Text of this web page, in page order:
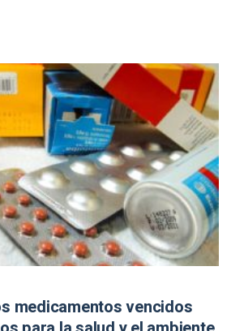
medicamentos vencidos